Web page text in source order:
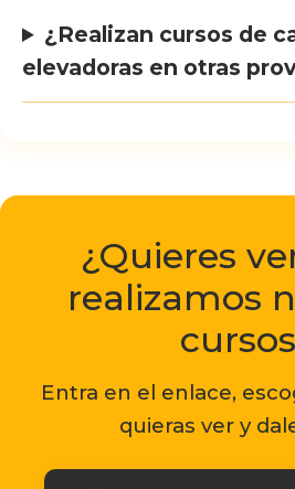
¿Realizan cursos de
elevadoras en otras
¿Quieres
realizamos
Entra en el enlace,
quieras ver y